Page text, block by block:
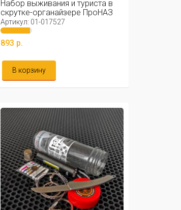
Набор выживания и туриста в
скрутке-органайзере ПроНАЗ
- ...
Артикул: 01-017527
893 р.
В корзину